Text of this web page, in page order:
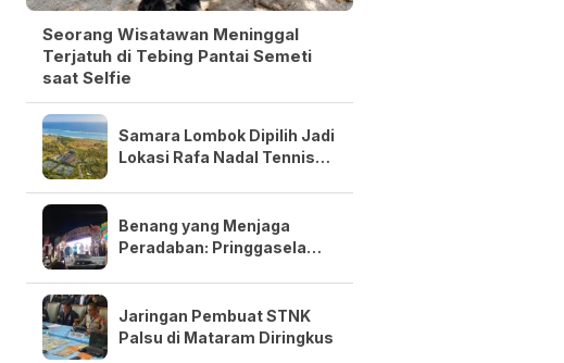
Seorang Wisatawan Meninggal
Terjatuh di Tebing Pantai Semeti
saat Selfie
Samara Lombok Dipilih Jadi
Lokasi Rafa Nadal Tennis
Benang yang Menjaga
Peradaban: Pringgasela
Jaringan Pembuat STNK
Palsu di Mataram Diringkus